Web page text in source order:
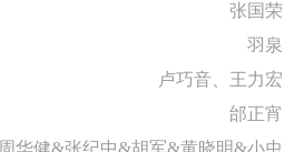
张国荣
羽泉
卢巧音、王力宏
邰正宵
周华健&张纪中&胡军&黄晓明&小虫